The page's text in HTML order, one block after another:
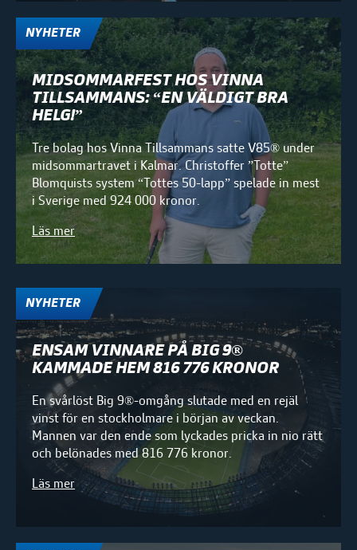
NYHETER
MIDSOMMARFEST HOS VINNA
TILLSAMMANS: “EN VÄLDIGT BRA
HELG!”
Tre bolag hos Vinna Tillsammans satte V85® under
midsommartravet i Kalmar. Christoffer ”Totte”
Blomquists system “Tottes 50-lapp” spelade in mest
i Sverige med 924 000 kronor.
Läs mer
NYHETER
ENSAM VINNARE PÅ BIG 9®
KAMMADE HEM 816 776 KRONOR
En svårlöst Big 9®-omgång slutade med en rejäl
vinst för en stockholmare i början av veckan.
Mannen var den ende som lyckades pricka in nio rätt
och belönades med 816 776 kronor.
Läs mer